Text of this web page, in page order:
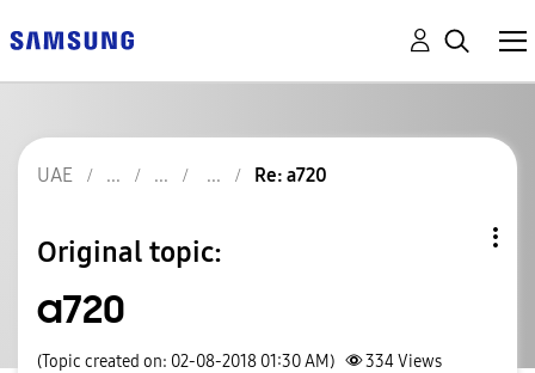
UAE Re: a720
Original topic:
a720
(Topic created on: 02-08-2018 01:30 AM) 334Views